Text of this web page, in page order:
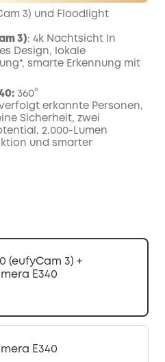
3) und Floodlight
3): 4k Nachtsicht In
Design, lokale
smarte Erkennung mit
360°
erkannte Personen,
Sicherheit, zwei
2.000-Lumen
und smarter
(eufyCam 3) +
E340
E340